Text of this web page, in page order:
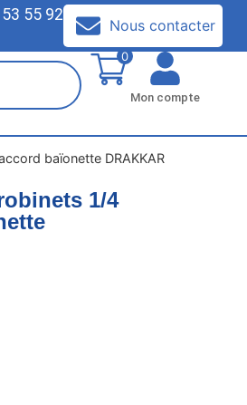
55 92
Nous contacter
0
Mon compte
baïonette DRAKKAR
1/4